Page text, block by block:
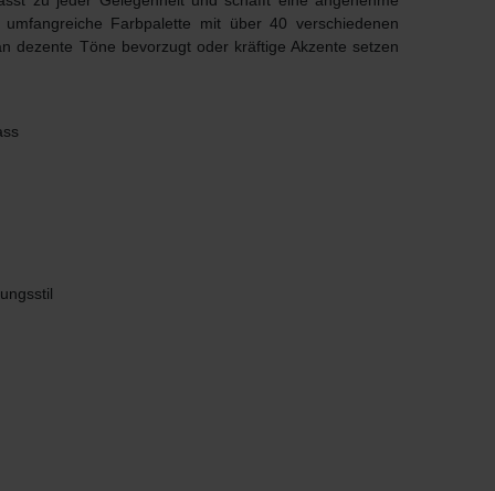
Farbpalette mit über 40 verschiedenen
dezente Töne bevorzugt oder kräftige Akzente setzen